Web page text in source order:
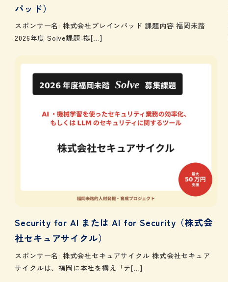
パッド）
スポンサー名: 株式会社ブレインパッド 課題内容 福岡未踏
2026年度 Solve課題-提[…]
Security for AI または AI for Security（株式会
社セキュアサイクル）
スポンサー名: 株式会社セキュアサイクル 株式会社セキュア
サイクルは、福岡に本社を構え「テ[…]